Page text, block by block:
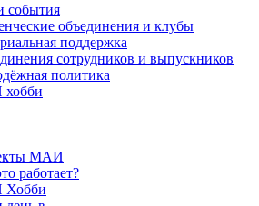
события
объединения и клубы
поддержка
сотрудников и выпускников
политика
МАИ
работает?